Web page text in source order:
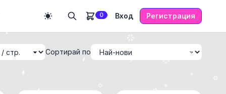
0 Вход Регистрация
Сортирай по